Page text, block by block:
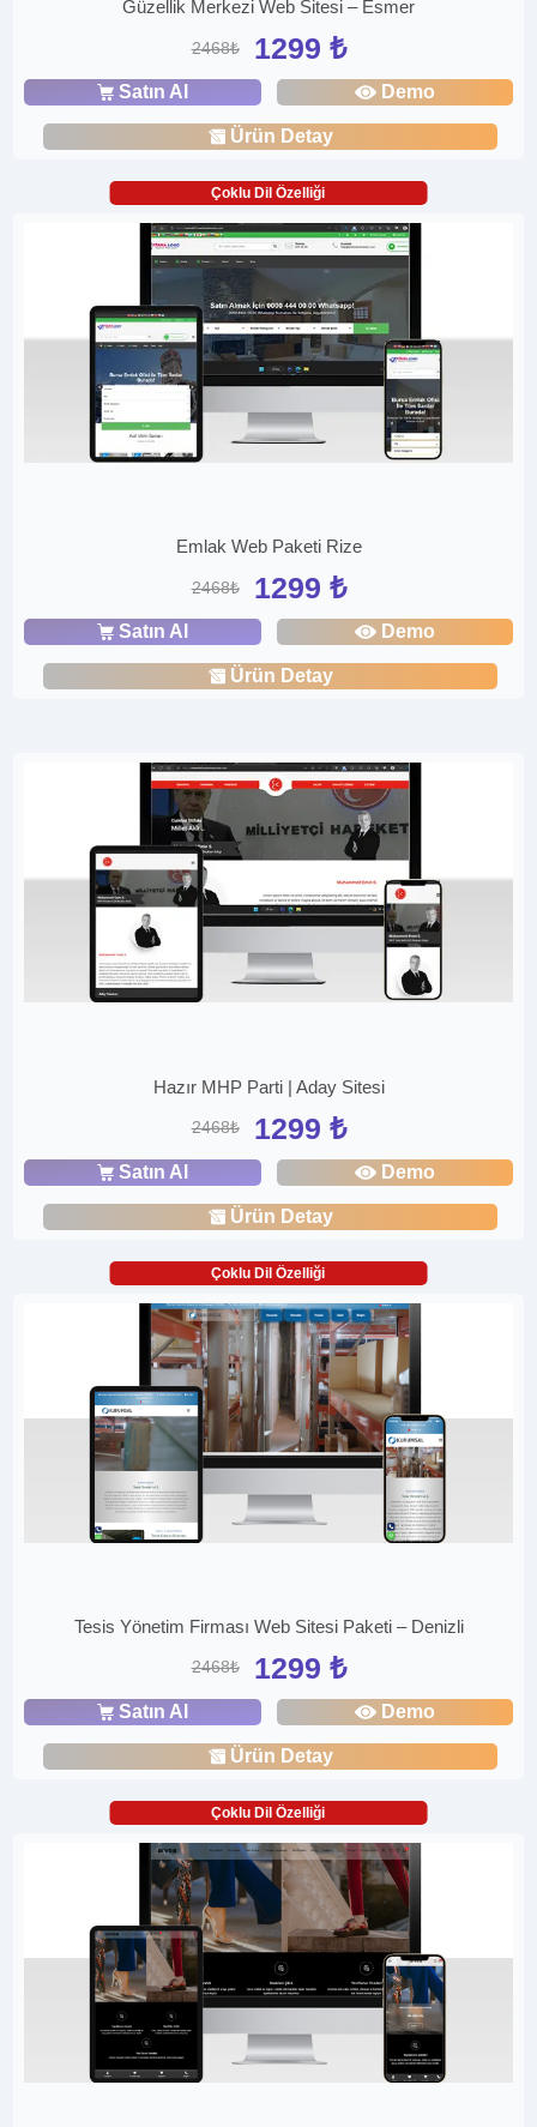
Güzellik Merkezi Web Sitesi – Esmer
2468₺ 1299 ₺
Satın Al Demo
Ürün Detay
Çoklu Dil Özelliği
Emlak Web Paketi Rize
2468₺ 1299 ₺
Satın Al Demo
Ürün Detay
Hazır MHP Parti | Aday Sitesi
2468₺ 1299 ₺
Satın Al Demo
Ürün Detay
Çoklu Dil Özelliği
Tesis Yönetim Firması Web Sitesi Paketi – Denizli
2468₺ 1299 ₺
Satın Al Demo
Ürün Detay
Çoklu Dil Özelliği